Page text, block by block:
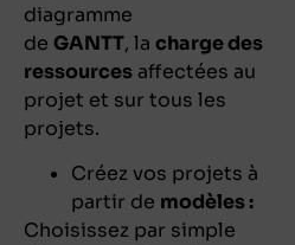
diagramme
de GANTT, la charge des
ressources affectées au
projet et sur tous les
projets.
Créez vos projets à
partir de modèles :
Choisissez par simple